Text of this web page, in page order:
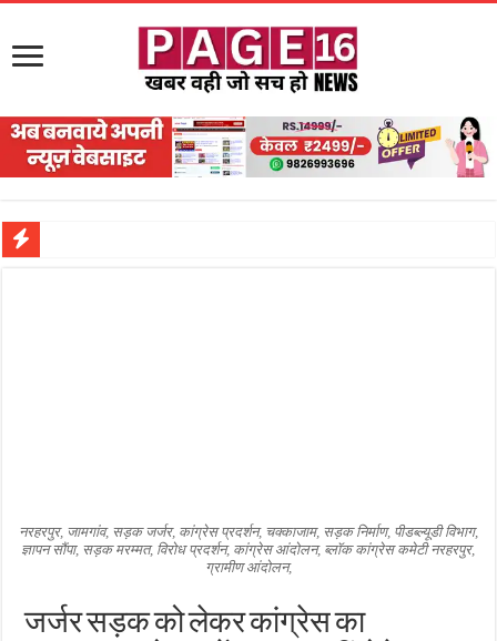
जन सहयोग और पूर्व सैनिकों ने चलाया दूध नदी स्वच्छता अभियान, भारी मात्रा में कचरा हटाया
अंतरराष्ट्रीय जैव विविधता दिवस पर पर्यावरण संरक्षण का संदेश, कांकेर में जागरूकता कार्यक्रम
नरहरपुर, जामगांव, सड़क जर्जर, कांग्रेस प्रदर्शन, चक्काजाम, सड़क निर्माण, पीडब्ल्यूडी विभाग,
ज्ञापन सौंपा, सड़क मरम्मत, विरोध प्रदर्शन, कांग्रेस आंदोलन, ब्लॉक कांग्रेस कमेटी नरहरपुर,
ग्रामीण आंदोलन,
जर्जर सड़क को लेकर कांग्रेस का